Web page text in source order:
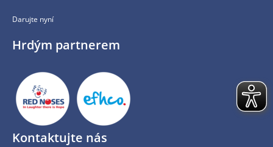
Darujte nyní
Hrdým partnerem
Kontaktujte nás